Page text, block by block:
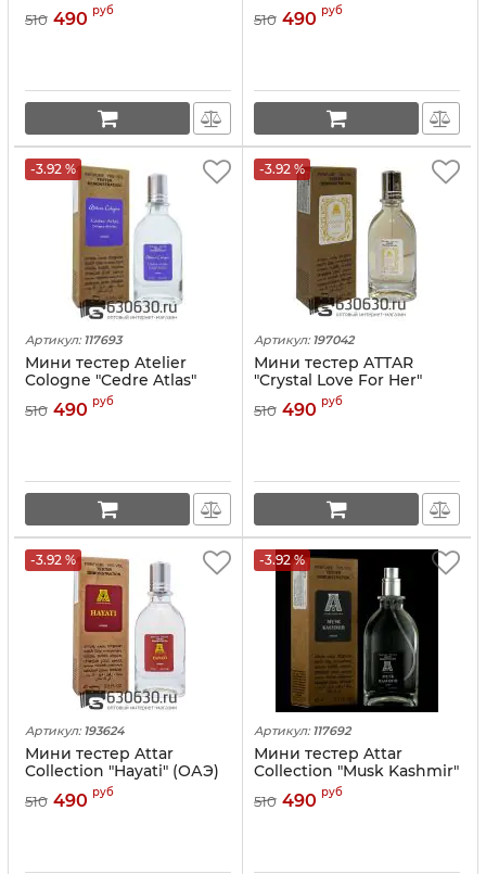
(ОАЭ) 67 ml
510 490 руб
(ОАЭ) 67 ml
510 490 руб
-3.92 %
Артикул: 117693
Мини тестер Atelier
Cologne "Cedre Atlas"
(ОАЭ) 67 ml
510 490 руб
-3.92 %
Артикул: 197042
Мини тестер ATTAR
"Crystal Love For Her"
(ОАЭ) 67 ml
510 490 руб
-3.92 %
Артикул: 193624
Мини тестер Attar
Collection "Hayati" (ОАЭ)
510 490 руб
-3.92 %
Артикул: 117692
Мини тестер Attar
Collection "Musk Kashmir"
(ОАЭ) 67 ml
510 490 руб